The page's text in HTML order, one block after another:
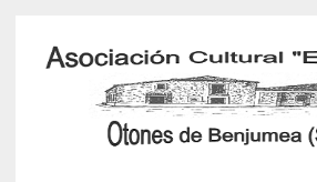
Saltar
contenido